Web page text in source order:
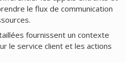
le flux de communication
fournissent un contexte
le service client et les actions